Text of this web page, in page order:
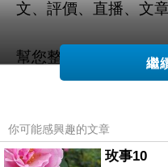
文、評價、直播、文
幫您整理出來在這裡
的優惠折扣訊息啦~
繼
你可能感興趣的文章
玫事10